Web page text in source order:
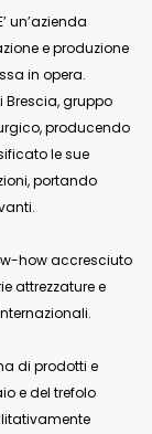
un’azienda
e produzione
in opera.
Brescia, gruppo
producendo
le sue
portando
how accresciuto
attrezzature e
di prodotti e
e del trefolo